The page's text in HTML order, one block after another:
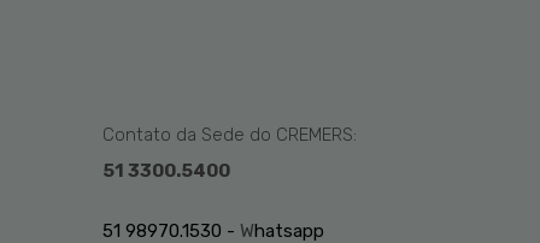
Contato da Sede do CREMERS:
51 3300.5400
51 98970.1530 - Whatsapp